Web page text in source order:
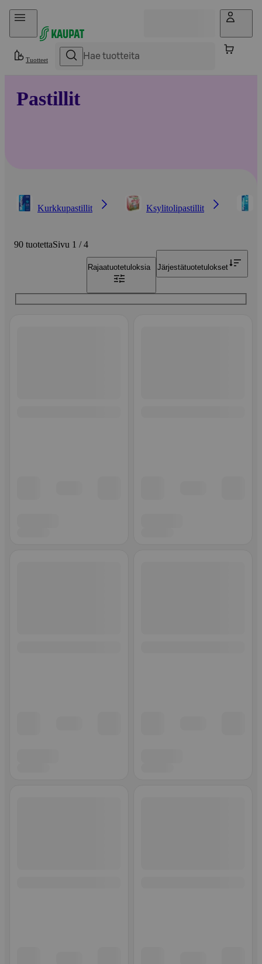
Hyppää sisältöön
Tuotteet
Pastillit
Kurkkupastillit Ksylitolipastillit
90 tuotettaSivu 1 / 4
Rajaatuotetuloksia Järjestätuotetulokset